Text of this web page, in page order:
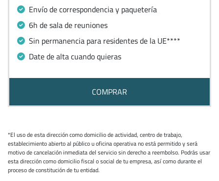
Envío de correspondencia y paquetería
6h de sala de reuniones
Sin permanencia para residentes de la UE****
Date de alta cuando quieras
COMPRAR
*El uso de esta dirección como domicilio de actividad, centro de trabajo,
establecimiento abierto al público u oficina operativa no está permitido y será
motivo de cancelación inmediata del servicio sin derecho a reembolso. Podrás usar
esta dirección como domicilio fiscal o social de tu empresa, así como durante el
proceso de constitución de tu entidad.